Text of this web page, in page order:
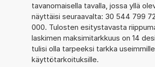
tavanomaisella tavalla, jossa yllä
näyttäisi seuraavalta: 30 544 799
000. Tulosten esitystavasta
laskimen maksimitarkkuus on 14
tulisi olla tarpeeksi tarkka useimmille
käyttötarkoituksille.